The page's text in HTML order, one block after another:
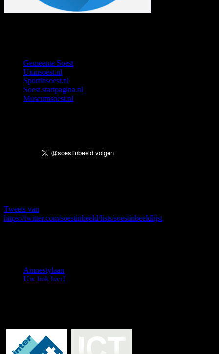
Gemeente Soest
Uitinsoest.nl
Sportinsoest.nl
Soest.startpagina.nl
Museumsoest.nl
Tweets van
https://twitter.com/soestinbeeld/lists/soestinbeeldlijst
Amnestylaan
Uw link hier!